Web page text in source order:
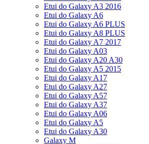
Etui do Galaxy A3 2016
Etui do Galaxy A6
Etui do Galaxy A6 PLUS
Etui do Galaxy A8 PLUS
Etui do Galaxy A7 2017
Etui do Galaxy A03
Etui do Galaxy A20 A30
Etui do Galaxy A5 2015
Etui do Galaxy A17
Etui do Galaxy A27
Etui do Galaxy A57
Etui do Galaxy A37
Etui do Galaxy A06
Etui do Galaxy A5
Etui do Galaxy A30
Galaxy M